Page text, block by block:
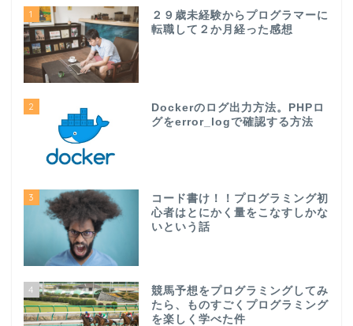
1
２９歳未経験からプログラマーに
転職して２か月経った感想
2
Dockerのログ出力方法。PHPロ
グをerror_logで確認する方法
3
コード書け！！プログラミング初
心者はとにかく量をこなすしかな
いという話
4
競馬予想をプログラミングしてみ
たら、ものすごくプログラミング
を楽しく学べた件